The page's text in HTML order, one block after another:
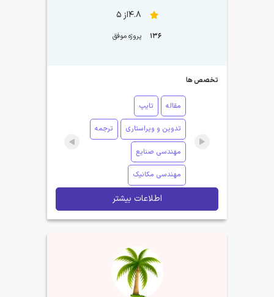
4.8از 5
136 پروژه موفق
تخصص ها
مقاله تایپ
تدوین و ویراستاری ترجمه
مهندسی صنایع
مهندسی مکانیک
اطلاعات بیشتر